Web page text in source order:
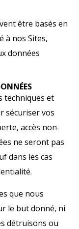
être basés en
à nos Sites,
données
techniques et
sécuriser vos
accès non-
ne seront pas
dans les cas
que nous
le but donné, ni
détruisons ou